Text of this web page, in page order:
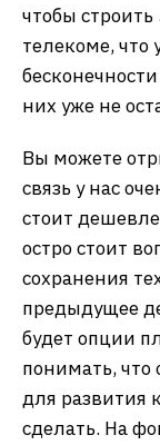
чтобы
телекоме, что
них уже не
Вы можете
связь у нас
стоит
остро стоит
сохранения
предыдущее
будет опции
понимать,
для развития
сделать. На